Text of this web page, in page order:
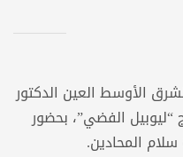
الأوسط العين الدكتور
الفضي”، بحضور
المحادين.